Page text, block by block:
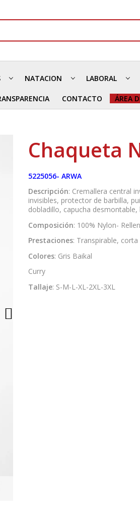
NATACION LABORAL
CONTACTO ÁREA
Chaqueta
5225056- ARWA
Descripción: Cremallera central
invisibles, protector de barbilla,
dobladillo, capucha
Composición: 100% Nylon-
Prestaciones: Transpirable, corta
Colores: Gris Baikal
Curry
Tallaje: S-M-L-XL-2XL-3XL